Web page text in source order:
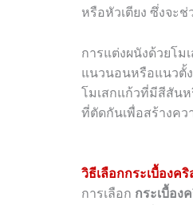
หรือหัวเตียง ซึ่งจะ
การแต่งผนังด้วยโม
แนวนอนหรือแนวตั้
โมเสกแก้วที่มีสีสัน
ที่ตัดกันเพื่อสร้างคว
วิธีเลือกกระเบื้องค
การเลือก กระเบื้อง